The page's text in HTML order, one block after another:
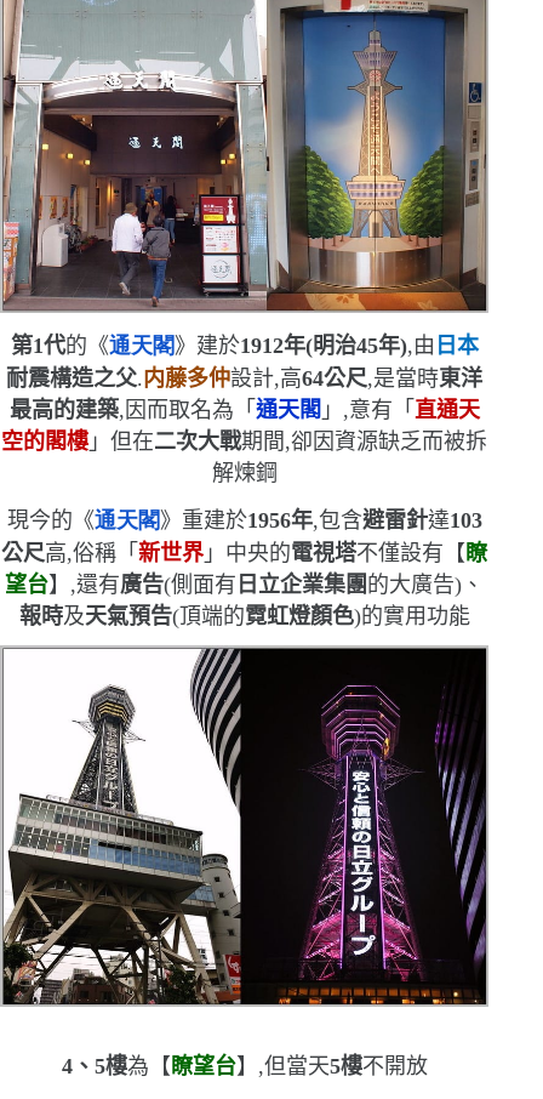
第1代的 《通天閣》建於1912年(明治45年),由 日本
耐震構造之父. 内藤多仲設計,高64公尺,是當時東洋
最高的建築,因而取名為「 通天閣 」,意有「 直通天
空的閣樓 」但在二次大戰期間,卻因資源缺乏而被拆
解煉鋼
現今的 《通天閣》重建於1956年,包含避雷針達103
公尺高,俗稱「新世界 」中央的電視塔不僅設有【 瞭
望台】,還有廣告(側面有 日立企業集團 的大廣告) 、
報時及天氣預告(頂端的霓虹燈顏色)的實用功能
4、 5樓為【 瞭望台】,但當天5樓不開放